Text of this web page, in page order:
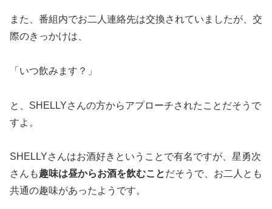
また、番組内でお二人連絡先は交換されていましたが、交
際のきっかけは、
「いつ飲みます？」
と、SHELLYさんの方からアプローチされたことだそうで
すよ。
SHELLYさんはお酒好きということで有名ですが、星勇次
さんも趣味は昼からお酒を飲むことだそうで、お二人とも
共通の趣味があったようです。